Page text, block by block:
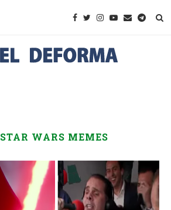
STAR WARS MEMES